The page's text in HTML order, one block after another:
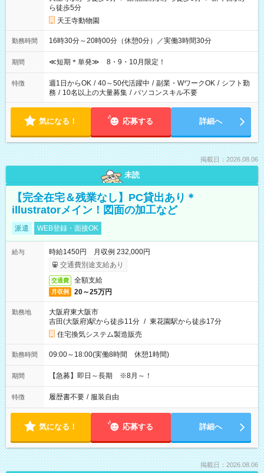
ら徒歩5分
天王寺動物園
勤務時間 16時30分～20時00分（休憩0分）／実働3時間30分
期間 ≪短期＊単発≫ 8・9・10月限定！
特徴 週1日からOK / 40～50代活躍中 / 副業・WワークOK / シフト勤
務 / 10名以上の大量募集 / パソコンスキル不要
気になる！ 応募する 詳細へ
掲載日：2026.08.06
未読
【完全在宅＆残業なし】PC貸出あり＊
illustratorメイン！図面の加工など
派遣 WEB登録・面接OK
給与
時給1450円 月収例 232,000円
交通費別途支給あり
交通費 全額支給
月収例 20～25万円
勤務地
大阪府東大阪市
吉田(大阪府)駅から徒歩11分 / 東花園駅から徒歩17分
住宅換気システム製造販売
勤務時間 09:00～18:00(実働8時間 休憩1時間)
期間 【急募】即日～長期 ※8月～！
特徴 履歴書不要 / 服装自由
気になる！ 応募する 詳細へ
掲載日：2026.08.06